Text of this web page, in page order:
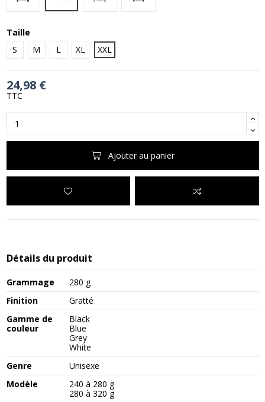
Taille
S
M L XL XXL
24,98 €
TTC
Ajouter au panier
Détails du produit
Grammage
280 g
Finition
Gratté
Gamme de
couleur
Black
Blue
Grey
White
Genre
Unisexe
Modèle
240 à 280 g
280 à 320 g